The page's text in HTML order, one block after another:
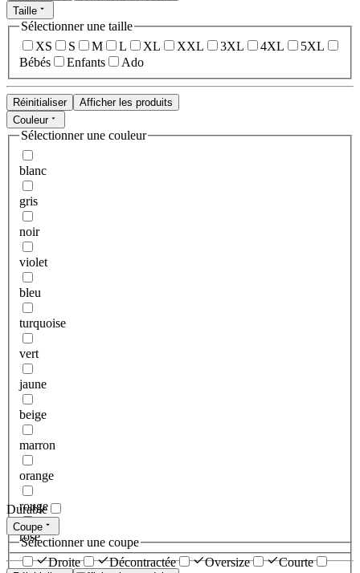
Taille
Sélectionner une taille
XS
S M L XL XXL 3XL 4XL
5XL
Bébés
Enfants Ado
Réinitialiser
Afficher les produits
Couleur
Sélectionner une couleur
blanc
gris
noir
violet
bleu
turquoise
vert
jaune
beige
marron
orange
rouge
rose
Durable
Coupe
Sélectionner une coupe
Droite
Décontractée Oversize
Courte